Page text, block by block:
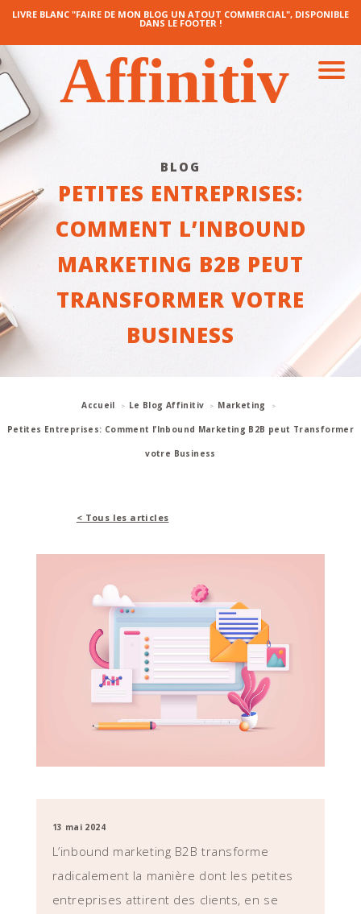
LIVRE BLANC "FAIRE DE MON BLOG UN ATOUT COMMERCIAL", DISPONIBLE
DANS LE FOOTER !
BLOG
PETITES ENTREPRISES:
COMMENT L’INBOUND
MARKETING B2B PEUT
TRANSFORMER VOTRE
BUSINESS
Accueil Le Blog Affinitiv Marketing
Petites Entreprises: Comment l’Inbound Marketing B2B peut Transformer
votre Business
< Tous les articles
13 mai 2024
L’inbound marketing B2B transforme
radicalement la manière dont les petites
entreprises attirent des clients, en se